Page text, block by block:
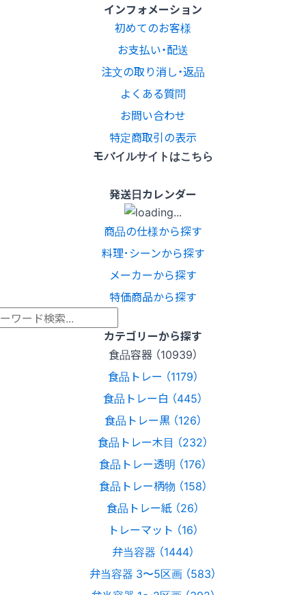
インフォメーション
初めてのお客様
お支払い・配送
注文の取り消し・返品
よくある質問
お問い合わせ
特定商取引の表示
モバイルサイトはこちら
発送日カレンダー
商品の仕様から探す
料理･シーンから探す
メーカーから探す
特価商品から探す
カテゴリーから探す
食品容器 （10939）
食品トレー （1179）
食品トレー白 （445）
食品トレー黒 （126）
食品トレー木目 （232）
食品トレー透明 （176）
食品トレー柄物 （158）
食品トレー紙 （26）
トレーマット （16）
弁当容器 （1444）
弁当容器 3〜5区画 （583）